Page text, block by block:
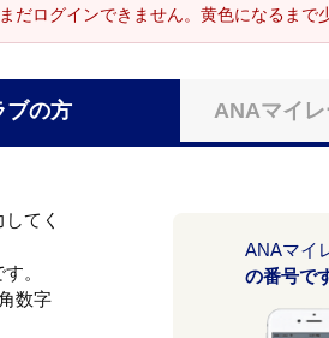
だログインできません。黄色になるまで
ブの方 ANAマイ
てく
。
数字
ANAマイ
の番号で